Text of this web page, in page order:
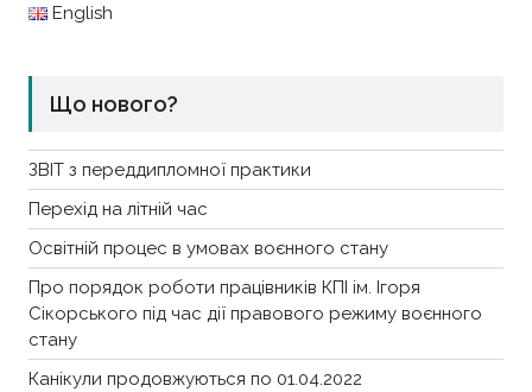
English
Що нового?
ЗВІТ з переддипломної практики
Перехід на літній час
Освітній процес в умовах воєнного стану
Про порядок роботи працівників КПІ ім. Ігоря
Сікорського під час дії правового режиму воєнного
стану
Канікули продовжуються по 01.04.2022